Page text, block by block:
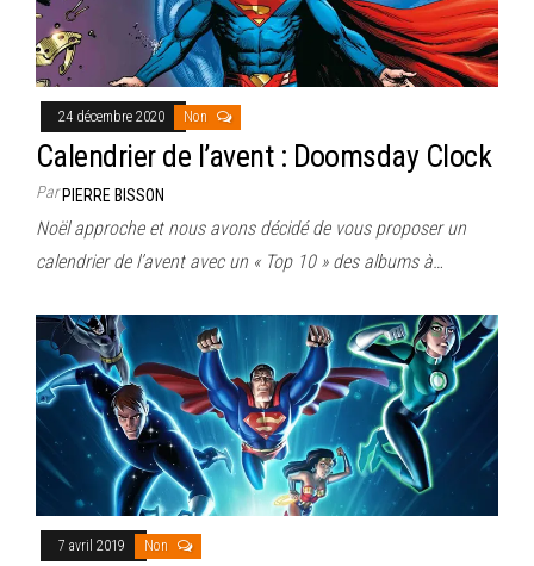
24 décembre 2020 Non
Calendrier de l’avent : Doomsday Clock
ParPIERRE BISSON
Noël approche et nous avons décidé de vous proposer un
calendrier de l’avent avec un « Top 10 » des albums à…
7 avril 2019 Non